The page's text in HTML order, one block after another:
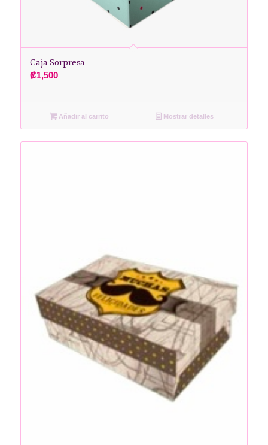
Caja Sorpresa
₡1,500
Añadir al carrito Mostrar detalles